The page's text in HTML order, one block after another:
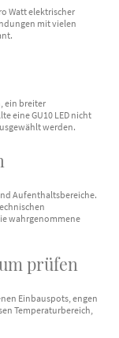
Watt elektrischer
mit vielen
ein breiter
eine GU10 LED nicht
werden.
Aufenthaltsbereiche.
wahrgenommene
prüfen
Einbauspots, engen
Temperaturbereich,